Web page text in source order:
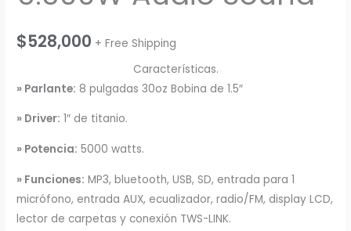
$528,000 + Free Shipping
Características.
» Parlante: 8 pulgadas 30oz Bobina de 1.5″
» Driver: 1″ de titanio.
» Potencia: 5000 watts.
» Funciones: MP3, bluetooth, USB, SD, entrada para 1
micrófono, entrada AUX, ecualizador, radio/FM, display LCD,
lector de carpetas y conexión TWS-LINK.